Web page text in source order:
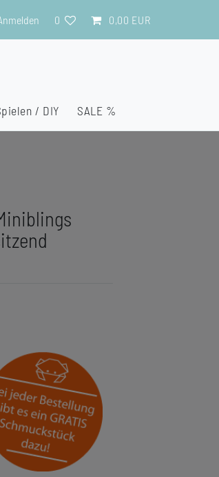
0 0,00 EUR
/ DIY SALE %